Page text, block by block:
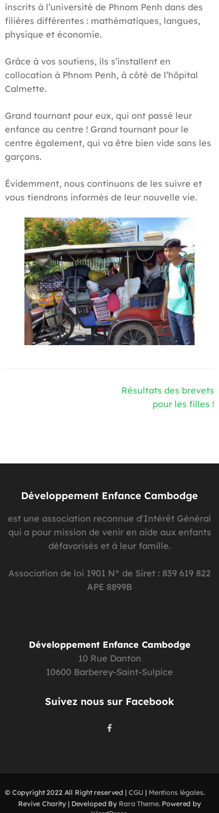
inscrits à l’université de Phnom Penh dans des
filières différentes : mathématiques, langues,
physique et économie.
Grâce à vos soutiens, ils s’installent en
collocation à Phnom Penh, à côté de l’hôpital
Calmette.
Grand tournant pour eux, qui ont passé leur
enfance au centre ! Grand tournant pour le
centre également, qui va être bien vide sans les
garçons.
Évidemment, nous continuons de les suivre et
vous tiendrons informés de leur nouvelle vie.
Résultats des brevets
pour les filles !
Développement Enfance Cambodge
est une association reconnue d'Intérêt Général
qui a pour mission de venir en aide aux enfants
défavorisés et à leur famille.
Association de loi 1901 N° de Siret : 839 619 822
APE 8899B
Développement Enfance Cambodge
10 Rue Danton
10600 Barberey-Saint-Sulpice
Suivez nous sur Facebook
© Copyright 2022 All Right reserved | CGU | Mentions légales.
Revive Charity | Developed By Rara Theme. Powered by